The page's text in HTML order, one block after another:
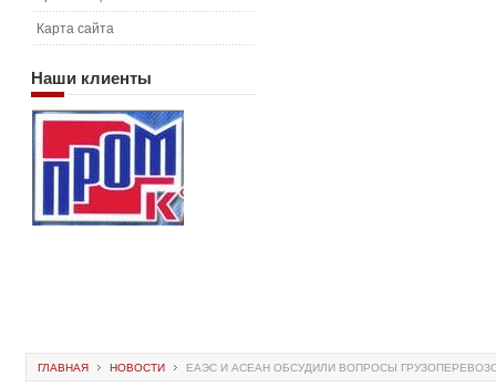
Карта сайта
Наши клиенты
ГЛАВНАЯ НОВОСТИ ЕАЭС И АСЕАН ОБСУДИЛИ ВОПРОСЫ